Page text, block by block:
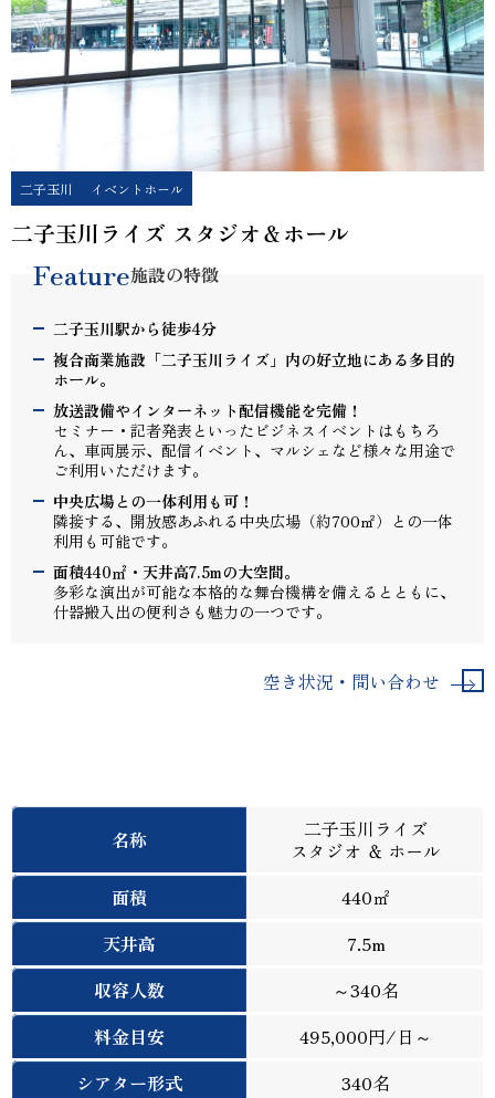
二子玉川 イベントホール
二子玉川ライズ スタジオ＆ホール
Feature施設の特徴
二子玉川駅から徒歩4分
複合商業施設「二子玉川ライズ」内の好立地にある多目的
ホール。
放送設備やインターネット配信機能を完備！
セミナー・記者発表といったビジネスイベントはもちろ
ん、車両展示、配信イベント、マルシェなど様々な用途で
ご利用いただけます。
中央広場との一体利用も可！
隣接する、開放感あふれる中央広場（約700㎡）との一体
利用も可能です。
面積440㎡・天井高7.5mの大空間。
多彩な演出が可能な本格的な舞台機構を備えるとともに、
什器搬入出の便利さも魅力の一つです。
空き状況・問い合わせ
名称
二子玉川ライズ
スタジオ ＆ ホール
面積
440㎡
天井高
7.5m
収容人数
～340名
料金目安
495,000円/日～
シアター形式
340名